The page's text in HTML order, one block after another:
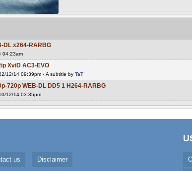
DL x264-RARBG
04:23am
XviD AC3-EVO
12/14 09:39pm - A subtitle by TaT
720p WEB-DL DD5 1 H264-RARBG
12/14 03:35pm
us Disclaimer